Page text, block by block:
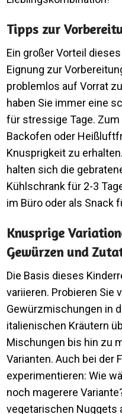
Tipps zur
Ein großer Vorteil
Eignung zur
problemlos auf Vorrat
haben Sie immer eine
für stressige Tage.
Backofen oder
Knusprigkeit zu
halten sich die
Kühlschrank für 2-3
im Büro oder als Snack
Knusprige
Gewürzen und
Die Basis dieses
variieren. Probieren Sie
Gewürzmischungen in
italienischen Kräutern
Mischungen bis hin zu
Varianten. Auch bei der
experimentieren: Wie
noch magerere
vegetarischen Nuggets